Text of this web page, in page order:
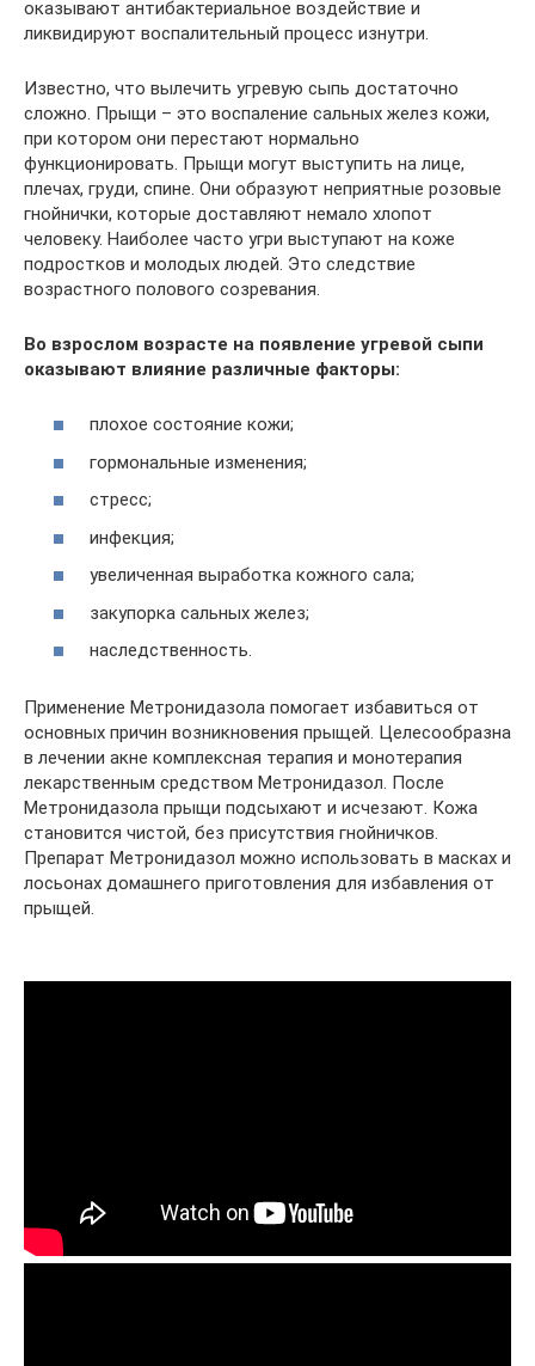
оказывают антибактериальное воздействие и
ликвидируют воспалительный процесс изнутри.
Известно, что вылечить угревую сыпь достаточно
сложно. Прыщи – это воспаление сальных желез кожи,
при котором они перестают нормально
функционировать. Прыщи могут выступить на лице,
плечах, груди, спине. Они образуют неприятные розовые
гнойнички, которые доставляют немало хлопот
человеку. Наиболее часто угри выступают на коже
подростков и молодых людей. Это следствие
возрастного полового созревания.
Во взрослом возрасте на появление угревой сыпи
оказывают влияние различные факторы:
плохое состояние кожи;
гормональные изменения;
стресс;
инфекция;
увеличенная выработка кожного сала;
закупорка сальных желез;
наследственность.
Применение Метронидазола помогает избавиться от
основных причин возникновения прыщей. Целесообразна
в лечении акне комплексная терапия и монотерапия
лекарственным средством Метронидазол. После
Метронидазола прыщи подсыхают и исчезают. Кожа
становится чистой, без присутствия гнойничков.
Препарат Метронидазол можно использовать в масках и
лосьонах домашнего приготовления для избавления от
прыщей.